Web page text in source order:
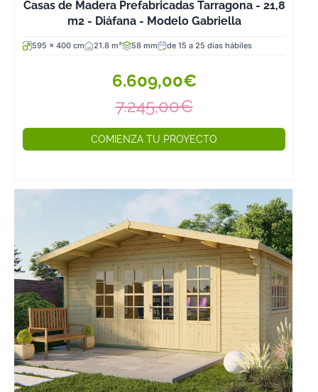
Casas de Madera Prefabricadas Tarragona - 21,8
m2 - Diáfana - Modelo Gabriella
595 x 400 cm 21.8 m² 58 mm de 15 a 25 días hábiles
6.609,00€
7.245,00€
COMIENZA TU PROYECTO